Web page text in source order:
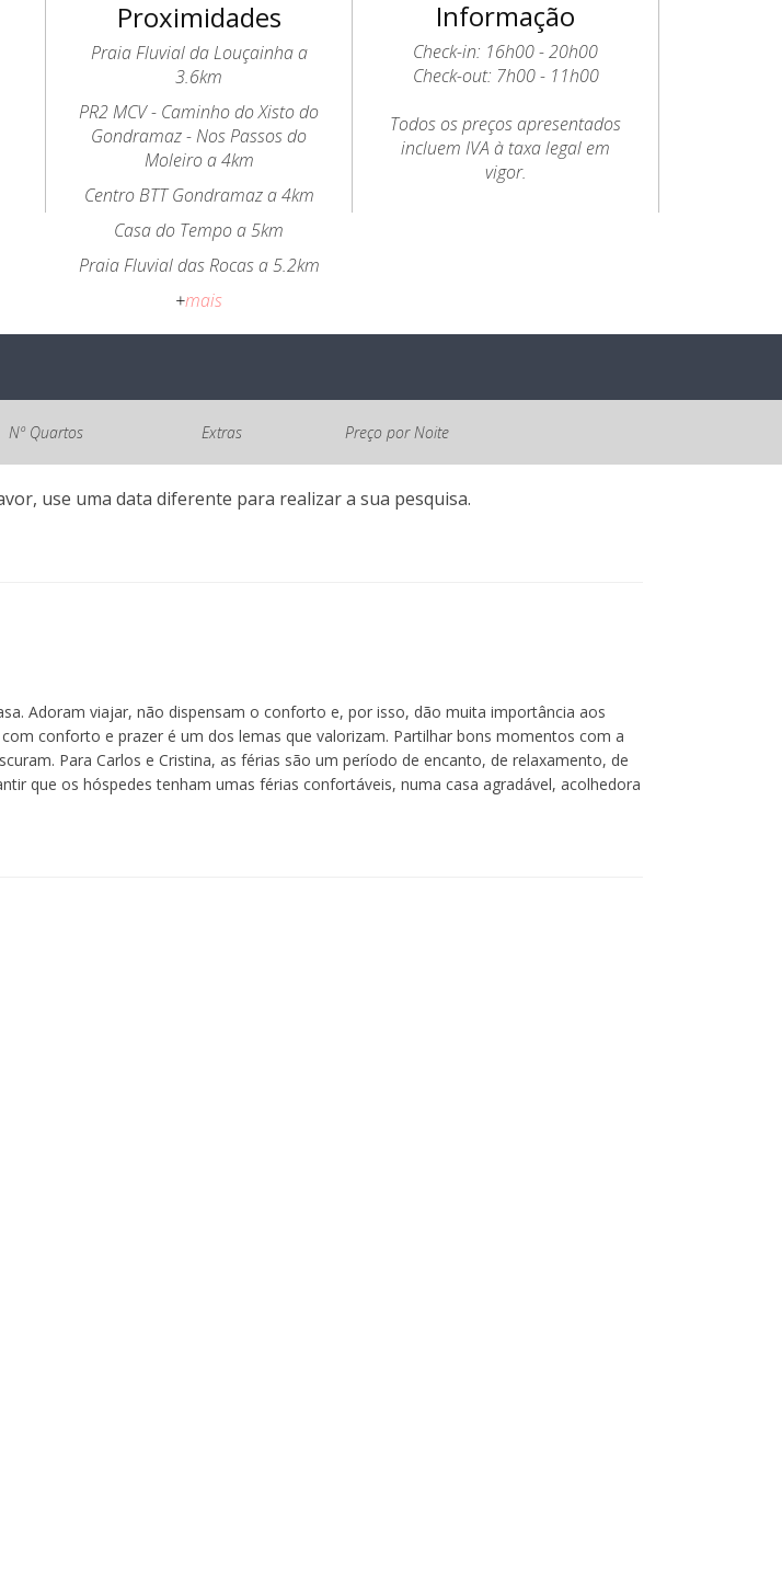
Proximidades
Praia Fluvial da Louçainha a
3.6km
PR2 MCV - Caminho do Xisto do
Gondramaz - Nos Passos do
Moleiro a 4km
Centro BTT Gondramaz a 4km
Casa do Tempo a 5km
Praia Fluvial das Rocas a 5.2km
+mais
Informação
Check-in: 16h00 - 20h00
Check-out: 7h00 - 11h00
Todos os preços apresentados
incluem IVA à taxa legal em
vigor.
Nº Quartos Extras Preço por Noite
use uma data diferente para realizar a sua pesquisa.
Adoram viajar, não dispensam o conforto e, por isso, dão muita importância aos
conforto e prazer é um dos lemas que valorizam. Partilhar bons momentos com a
Para Carlos e Cristina, as férias são um período de encanto, de relaxamento, de
que os hóspedes tenham umas férias confortáveis, numa casa agradável, acolhedora